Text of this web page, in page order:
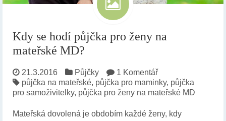
Kdy se hodí půjčka pro ženy na
mateřské MD?
21.3.2016 Půjčky
1 Komentář
půjčka na mateřské, půjčka pro maminky, půjčka
pro samoživitelky, půjčka pro ženy na mateřské MD
Mateřská dovolená je obdobím každé ženy, kdy